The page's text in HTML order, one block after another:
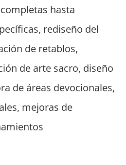
hasta
rediseño del
de retablos,
de arte sacro, diseño
de áreas devocionales,
mejoras de